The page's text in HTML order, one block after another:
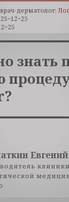
дерматолог:
знать
Евгений
клиники